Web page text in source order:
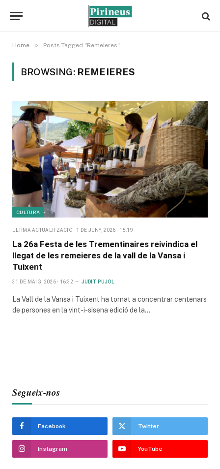
Home » Posts Tagged "Remeieres"
BROWSING: REMEIERES
CULTURA
ULTIMA ACTUALITZACIÓ 1 DE JUNY, 2026 - 15:19
La 26a Festa de les Trementinaires reivindica el
llegat de les remeieres de la vall de la Vansa i
Tuixent
31 DE MAIG, 2026 - 16:32 JUDIT PUJOL
La Vall de la Vansa i Tuixent ha tornat a concentrar centenars
de persones en la vint-i-sisena edició de la…
Segueix-nos
Facebook Twitter
Instagram YouTube